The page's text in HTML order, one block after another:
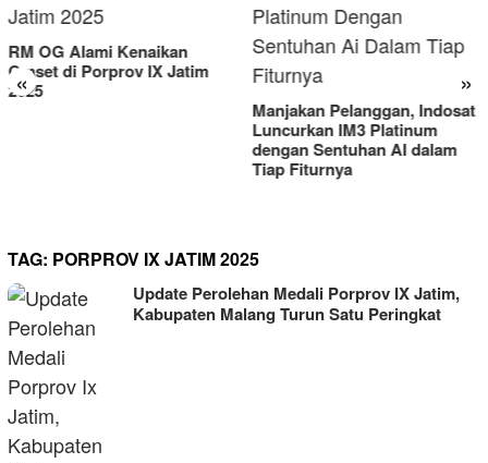
« »
RM OG Alami Kenaikan
Omset di Porprov IX Jatim
2025
Manjakan Pelanggan, Indosat
Luncurkan IM3 Platinum
dengan Sentuhan AI dalam
Tiap Fiturnya
TAG: PORPROV IX JATIM 2025
Update Perolehan Medali Porprov IX Jatim,
Kabupaten Malang Turun Satu Peringkat